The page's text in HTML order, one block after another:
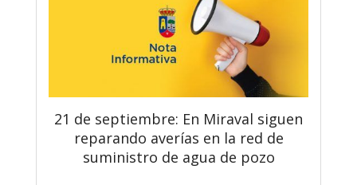
21 de septiembre: En Miraval siguen
reparando averías en la red de
suministro de agua de pozo